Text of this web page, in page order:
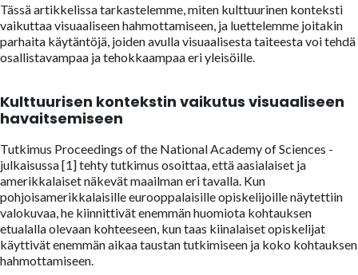
Tässä artikkelissa tarkastelemme, miten kulttuurinen konteksti
vaikuttaa visuaaliseen hahmottamiseen, ja luettelemme joitakin
parhaita käytäntöjä, joiden avulla visuaalisesta taiteesta voi tehdä
osallistavampaa ja tehokkaampaa eri yleisöille.
Kulttuurisen kontekstin vaikutus visuaaliseen
havaitsemiseen
Tutkimus Proceedings of the National Academy of Sciences -
julkaisussa [1] tehty tutkimus osoittaa, että aasialaiset ja
amerikkalaiset näkevät maailman eri tavalla. Kun
pohjoisamerikkalaisille eurooppalaisille opiskelijoille näytettiin
valokuvaa, he kiinnittivät enemmän huomiota kohtauksen
etualalla olevaan kohteeseen, kun taas kiinalaiset opiskelijat
käyttivät enemmän aikaa taustan tutkimiseen ja koko kohtauksen
hahmottamiseen.